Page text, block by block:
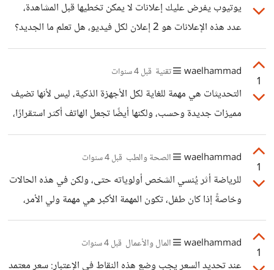
ولكنك لا تستطيع تطبيق هذه المعلومات على أرض الواقع في
يوتيوب يفرض عليك إعلانات لا يمكن تخطيها قبل المشاهدة،
عدد هذه الإعلانات هو 2 إعلان لكل فيديو، هل تعلم ما الجديد؟
هناك مقترح يتم دراسته حاليًا في يوتيوب لزيادة عدد الإعلانات
التي لا يمكن تخطيها إلى 5 إعلانات! ليس يوتيوب فقط، كل
مواقع التواصل الإجتماعي وغيرها، تعتمد على الإعلانات بشكل
أساسي في زيادة دخل المنصة وصناع المحتوى، كلما زادت
ولكن
1
waelhammad تقنية قبل 4 سنوات
التحديثات هي مهمة للغاية لكل الأجهزة الذكية، ليس لأنها تضيف
مميزات جديدة وحسب، ولكنها أيضًا تجعل الهاتف أكثر استقرارًا،
وتزيد من معدل الآمان وذلك من خلال سد الثغرات التي يكتشفها
المخترقين كل فترة، فلا يمكن لأي شركة تريد استمرار هواتفها
العمل لمدة سنوات الأستنغناء عن التحديثات الدورية. والهاتف
الآن لا يقتصر دوره على ما ذكرته فقط، بل هنالك نسبة ليست
بالقليلة تعمل من خلال الهاتف، وتدرس من خلال الهاتف، وتتسوق
1
waelhammad الصحة والطب قبل 4 سنوات
للرياضة أثر يُنسي الشخص أولوياته حتى، ولكن في هذه الحالات
وخاصةً إذا كان طفل، تكون المهمة الأكبر هي مهمة ولي الأمر،
لتنظيم حياة الطفل بين ممارسة الرياضة والدراسة وغيره..
متابعة المباريات بشكل معقول من الأمور الإيجابية جدًا، مجرد
مشاهدة فريقك المفضل يشعرك بشعور جيد طوال اليوم، ولكن لا
1
waelhammad المال والأعمال قبل 4 سنوات
عند تحديد السعر يجب وضع هذه النقاط في الإعتبار: سعر معتمد